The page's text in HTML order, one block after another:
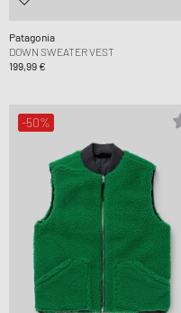
Patagonia
DOWN SWEATER VEST
199,99 €
-50%